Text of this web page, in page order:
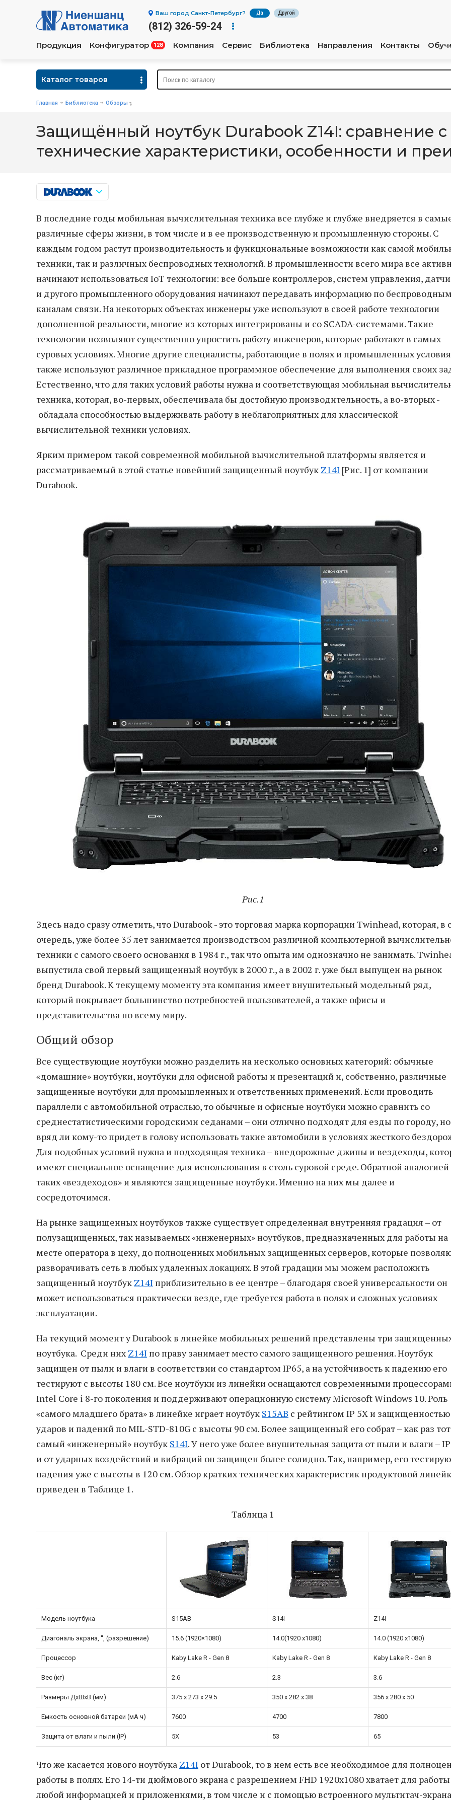
Ваш город Санкт-Петербург? Да Другой
(812) 326-59-24
Продукция Конфигуратор 128 Компания Сервис Библиотека Направления Контакты
Каталог товаров
Главная Библиотека Обзоры
Защищённый ноутбук Durabook Z14I: сравнение
технические характеристики, особенности и
В последние годы мобильная вычислительная техника все глубже и глубже внедряется в
различные сферы жизни, в том числе и в ее производственную и промышленную стороны. С
каждым годом растут производительность и функциональные возможности как самой
техники, так и различных беспроводных технологий. В промышленности всего мира все
начинают использоваться IoT технологии: все больше контроллеров, систем управления,
и другого промышленного оборудования начинают передавать информацию по беспроводным
каналам связи. На некоторых объектах инженеры уже используют в своей работе технологии
дополненной реальности, многие из которых интегрированы и со SCADA-системами. Такие
технологии позволяют существенно упростить работу инженеров, которые работают в самых
суровых условиях. Многие другие специалисты, работающие в полях и промышленных
также используют различное прикладное программное обеспечение для выполнения своих
Естественно, что для таких условий работы нужна и соответствующая мобильная
техника, которая, во-первых, обеспечивала бы достойную производительность, а во-вторых -
обладала способностью выдерживать работу в неблагоприятных для классической
вычислительной техники условиях.
Ярким примером такой современной мобильной вычислительной платформы является и
рассматриваемый в этой статье новейший защищенный ноутбук Z14I [Рис. 1] от компании
Durabook.
Рис.1
Здесь надо сразу отметить, что Durabook - это торговая марка корпорации Twinhead, которая, в
очередь, уже более 35 лет занимается производством различной компьютерной
техники с самого своего основания в 1984 г., так что опыта им однозначно не занимать.
выпустила свой первый защищенный ноутбук в 2000 г., а в 2002 г. уже был выпущен на рынок
бренд Durabook. К текущему моменту эта компания имеет внушительный модельный ряд,
который покрывает большинство потребностей пользователей, а также офисы и
представительства по всему миру.
Общий обзор
Все существующие ноутбуки можно разделить на несколько основных категорий: обычные
«домашние» ноутбуки, ноутбуки для офисной работы и презентаций и, собственно, различные
защищенные ноутбуки для промышленных и ответственных применений. Если проводить
параллели с автомобильной отраслью, то обычные и офисные ноутбуки можно сравнить со
среднестатистическими городскими седанами – они отлично подходят для езды по городу, но
вряд ли кому-то придет в голову использовать такие автомобили в условиях жесткого
Для подобных условий нужна и подходящая техника – внедорожные джипы и вездеходы,
имеют специальное оснащение для использования в столь суровой среде. Обратной аналогией
таких «вездеходов» и являются защищенные ноутбуки. Именно на них мы далее и
сосредоточимся.
На рынке защищенных ноутбуков также существует определенная внутренняя градация – от
полузащищенных, так называемых «инженерных» ноутбуков, предназначенных для работы на
месте оператора в цеху, до полноценных мобильных защищенных серверов, которые
разворачивать сеть в любых удаленных локациях. В этой градации мы можем расположить
защищенный ноутбук Z14I приблизительно в ее центре – благодаря своей универсальности он
может использоваться практически везде, где требуется работа в полях и сложных условиях
эксплуатации.
На текущий момент у Durabook в линейке мобильных решений представлены три
ноутбука. Среди них Z14I по праву занимает место самого защищенного решения. Ноутбук
защищен от пыли и влаги в соответствии со стандартом IP65, а на устойчивость к падению его
тестируют с высоты 180 см. Все ноутбуки из линейки оснащаются современными
Intel Core i 8-го поколения и поддерживают операционную систему Microsoft Windows 10. Роль
«самого младшего брата» в линейке играет ноутбук S15AB с рейтингом IP 5X и защищенностью
ударов и падений по MIL-STD-810G с высоты 90 см. Более защищенный его собрат – как раз тот
самый «инженерный» ноутбук S14I. У него уже более внушительная защита от пыли и влаги –
и от ударных воздействий и вибраций он защищен более солидно. Так, например, его
падения уже с высоты в 120 см. Обзор кратких технических характеристик продуктовой
приведен в Таблице 1.
Таблица 1
Модель ноутбука S15AB S14I Z14I
Диагональ экрана, '', (разрешение) 15.6 (1920×1080) 14.0(1920 x1080) 14.0 (1920 x1080)
Процессор Kaby Lake R - Gen 8 Kaby Lake R - Gen 8 Kaby Lake R - Gen 8
Вес (кг) 2.6 2.3 3.6
Размеры ДхШхВ (мм) 375 x 273 x 29.5 350 x 282 x 38 356 x 280 x 50
Емкость основной батареи (мА ч) 7600 4700 7800
Защита от влаги и пыли (IP) 5X 53 65
Что же касается нового ноутбука Z14I от Durabook, то в нем есть все необходимое для
работы в полях. Его 14-ти дюймового экрана с разрешением FHD 1920x1080 хватает для работы
любой информацией и приложениями, в том числе и с помощью встроенного мультитач-